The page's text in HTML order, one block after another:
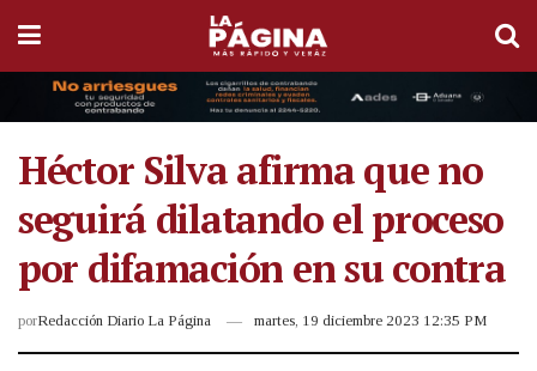
Héctor Silva afirma que no
seguirá dilatando el proceso
por difamación en su contra
porRedacción Diario La Página martes, 19 diciembre 2023 12:35 PM